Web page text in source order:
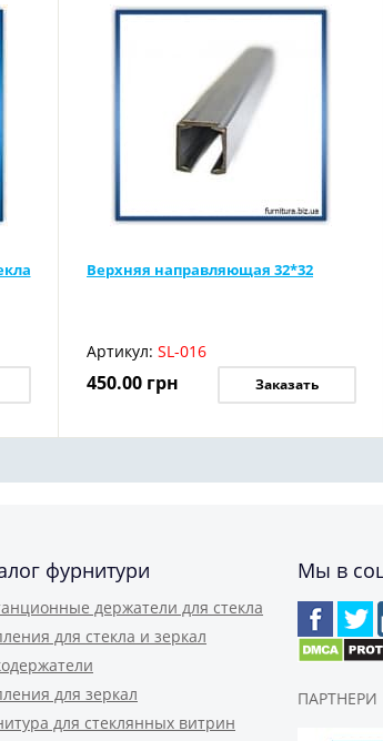
Верхняя направляющая 32*32
Артикул: SL-016
450.00 грн Заказать
фурнитури
держатели для стекла
для стекла и зеркал
для зеркал
для стеклянных витрин
Мы в
ПАРТНЕРИ